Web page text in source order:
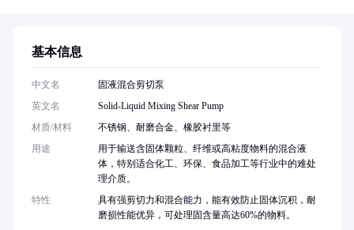
基本信息
中文名
固液混合剪切泵
英文名
Solid-Liquid Mixing Shear Pump
材质/材料
不锈钢、耐磨合金、橡胶衬里等
用途
用于输送含固体颗粒、纤维或高粘度物料的混合液
体，特别适合化工、环保、食品加工等行业中的难处
理介质。
特性
具有强剪切力和混合能力，能有效防止固体沉积，耐
磨损性能优异，可处理固含量高达60%的物料。